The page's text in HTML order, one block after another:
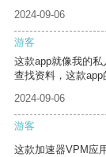
2024-09-06
游客
这款app就像我的
查找资料，这款app
2024-09-06
游客
这款加速器VPM应